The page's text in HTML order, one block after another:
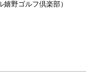
野ゴルフ倶楽部）